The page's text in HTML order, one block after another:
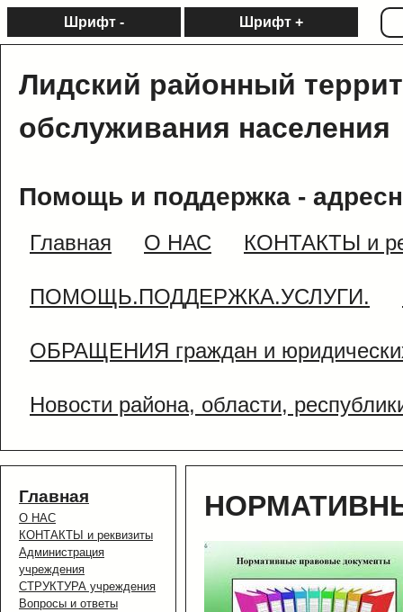
Шрифт - Шрифт +
Лидский районный
обслуживания населения
Помощь и поддержка -
Главная О НАС КОНТАКТЫ и
ПОМОЩЬ.ПОДДЕРЖКА.УСЛУГИ.
ОБРАЩЕНИЯ граждан и
Новости района, области,
Главная
О НАС
КОНТАКТЫ и реквизиты
Администрация
учреждения
СТРУКТУРА учреждения
Вопросы и ответы